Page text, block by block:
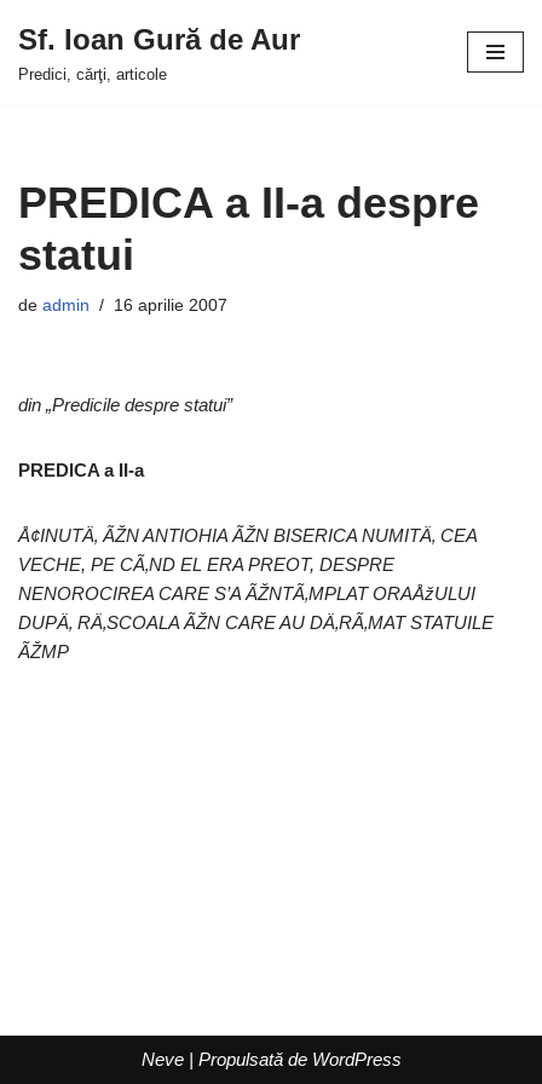
Sari
Sf. Ioan Gură de Aur
Predici, cărţi, articole
PREDICA a II-a despre
statui
de admin 16 aprilie 2007
din „Predicile despre statui”
PREDICA a II-a
Å¢INUTÄ‚ ÃŽN ANTIOHIA ÃŽN BISERICA NUMITÄ‚ CEA
VECHE, PE CÃ‚ND EL ERA PREOT, DESPRE
NENOROCIREA CARE S’A ÃŽNTÃ‚MPLAT ORAÅžULUI
DUPÄ‚ RÄ‚SCOALA ÃŽN CARE AU DÄ‚RÃ‚MAT STATUILE
ÃŽMP
Neve| Propulsată de WordPress